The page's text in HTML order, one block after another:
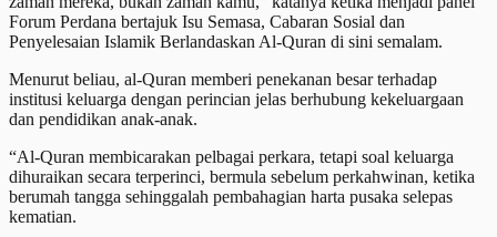
Forum Perdana bertajuk Isu Semasa, Cabaran Sosial dan
Penyelesaian Islamik Berlandaskan Al-Quran di sini semalam.
Menurut beliau, al-Quran memberi penekanan besar terhadap
institusi keluarga dengan perincian jelas berhubung kekeluargaan
dan pendidikan anak-anak.
“Al-Quran membicarakan pelbagai perkara, tetapi soal keluarga
dihuraikan secara terperinci, bermula sebelum perkahwinan, ketika
berumah tangga sehinggalah pembahagian harta pusaka selepas
kematian.